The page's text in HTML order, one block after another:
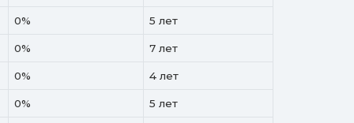
0% 5 лет
0% 7 лет
0% 4 лет
0% 5 лет